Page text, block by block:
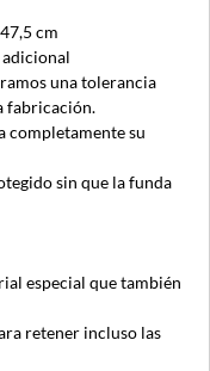
cm
una tolerancia
fabricación.
completamente su
sin que la funda
especial que también
retener incluso las